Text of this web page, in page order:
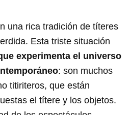
una rica tradición de títeres
Esta triste situación
experimenta el universo
: son muchos
titiriteros, que están
el títere y los objetos.